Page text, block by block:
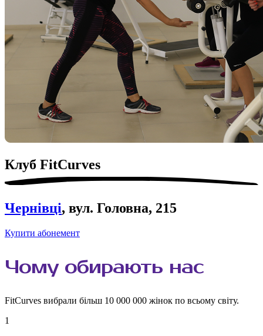
Клуб FitСurves
Чернівці, вул. Головна, 215
Купити абонемент
Чому обирають нас
FitCurves вибрали більш 10 000 000 жінок по всьому світу.
1